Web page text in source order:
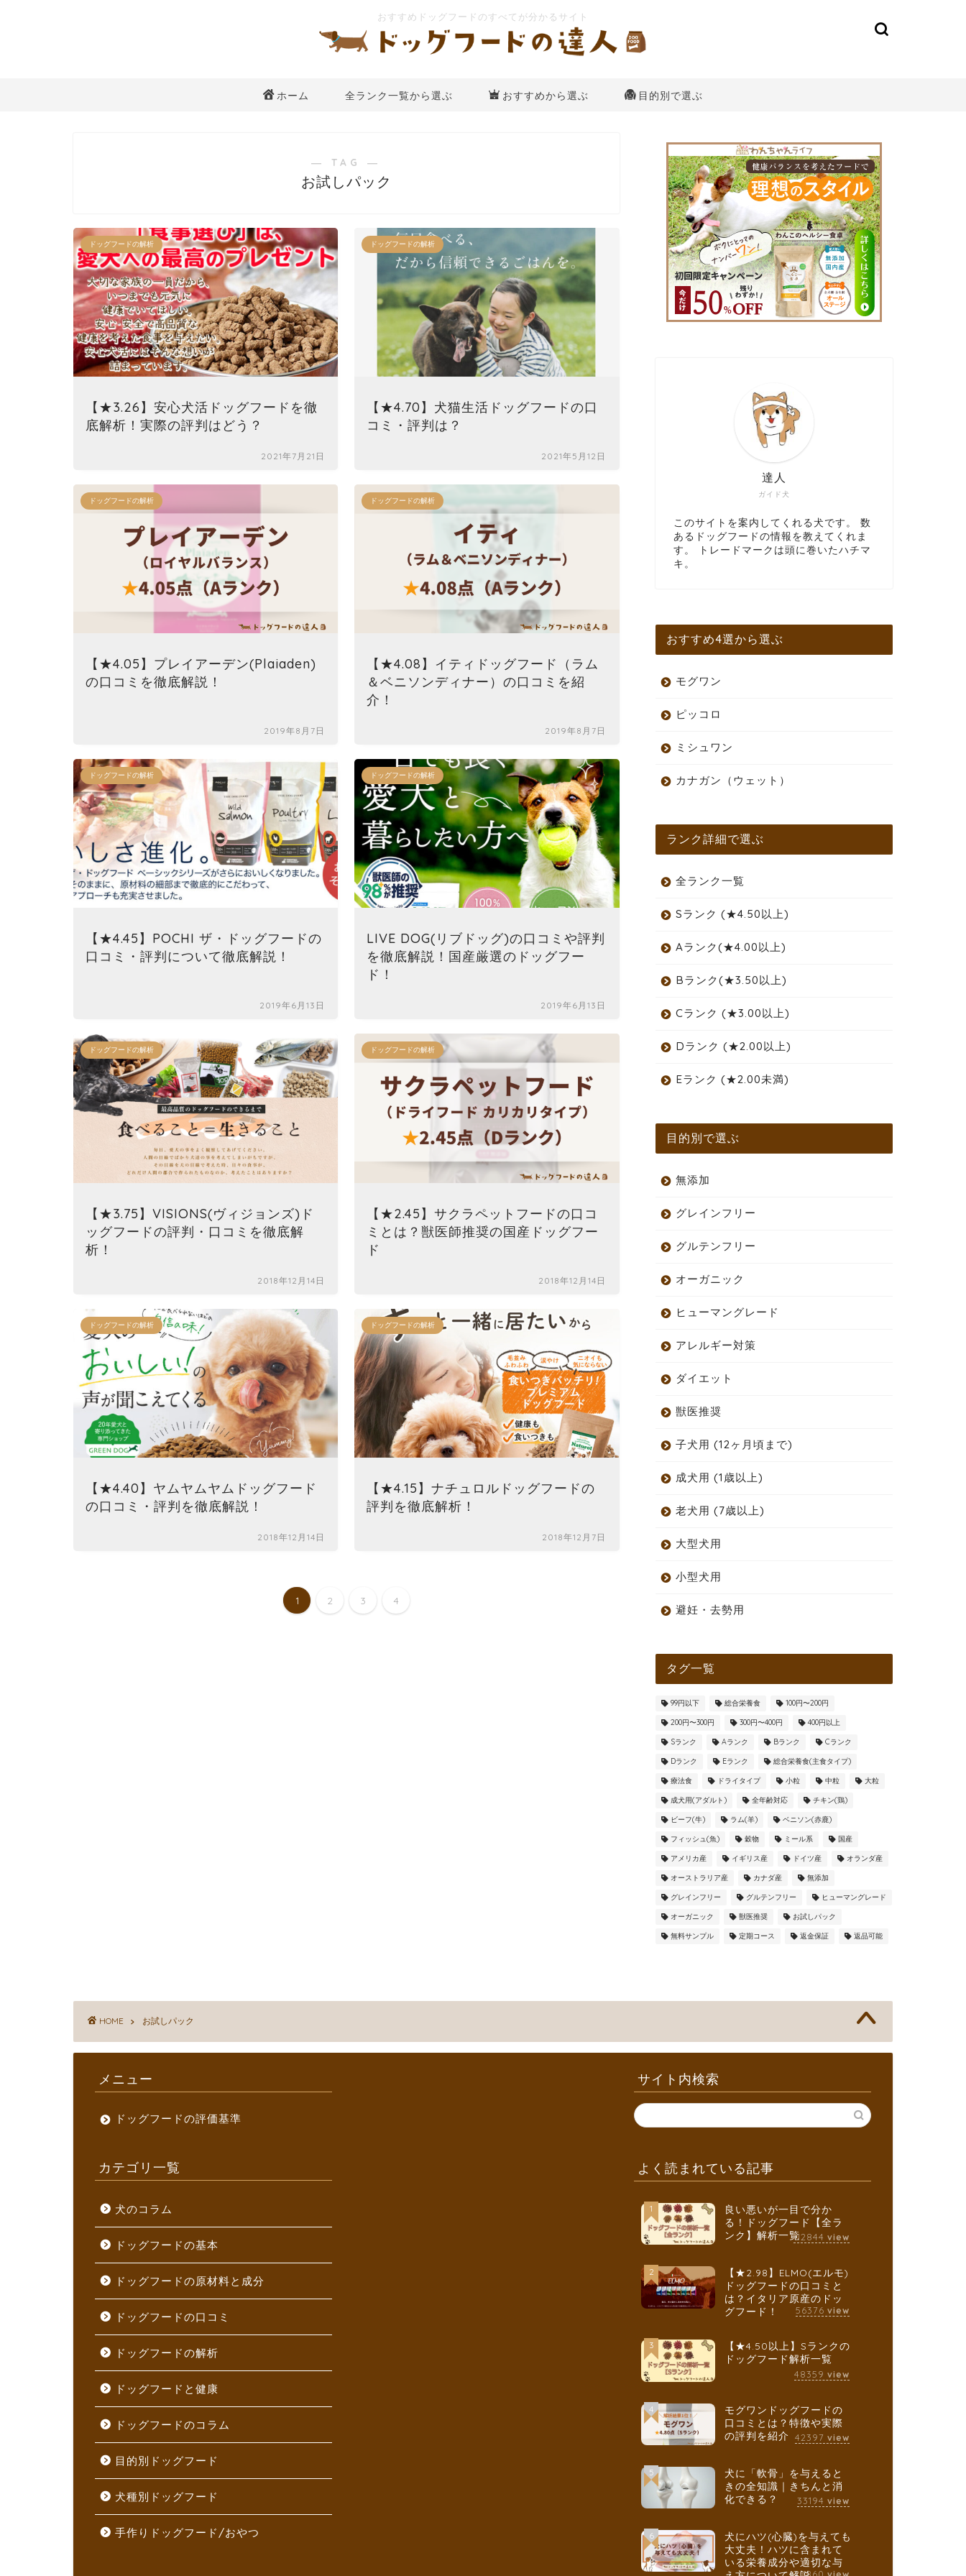
ホーム 全ランク一覧から選ぶ おすすめから選ぶ 目的別で選ぶ
― TAG ―
お試しパック
ドッグフードの解析
【★3.26】安心犬活ドッグフードを徹
底解析！実際の評判はどう？
2021年7月21日
ドッグフードの解析
【★4.70】犬猫生活ドッグフードの口
コミ・評判は？
2021年5月12日
ドッグフードの解析
【★4.05】プレイアーデン(Plaiaden)
の口コミを徹底解説！
2019年8月7日
ドッグフードの解析
【★4.08】イティドッグフード（ラム
＆ベニソンディナー）の口コミを紹
介！
2019年8月7日
ドッグフードの解析
【★4.45】POCHI ザ・ドッグフードの
口コミ・評判について徹底解説！
2019年6月13日
ドッグフードの解析
LIVE DOG(リブドッグ)の口コミや評判
を徹底解説！国産厳選のドッグフー
ド！
2019年6月13日
ドッグフードの解析
【★3.75】VISIONS(ヴィジョンズ)ド
ッグフードの評判・口コミを徹底解
析！
2018年12月14日
ドッグフードの解析
【★2.45】サクラペットフードの口コ
ミとは？獣医師推奨の国産ドッグフー
ド
2018年12月14日
ドッグフードの解析
【★4.40】ヤムヤムヤムドッグフード
の口コミ・評判を徹底解説！
2018年12月14日
ドッグフードの解析
【★4.15】ナチュロルドッグフードの
評判を徹底解析！
2018年12月7日
1 2 3 4
ガイド犬
達人
このサイトを案内してくれる犬です。 数
あるドッグフードの情報を教えてくれま
す。 トレードマークは頭に巻いたハチマ
キ。
おすすめ4選から選ぶ
モグワン
ピッコロ
ミシュワン
カナガン（ウェット）
ランク詳細で選ぶ
全ランク一覧
Sランク (★4.50以上)
Aランク(★4.00以上)
Bランク(★3.50以上)
Cランク (★3.00以上)
Dランク (★2.00以上)
Eランク (★2.00未満)
目的別で選ぶ
無添加
グレインフリー
グルテンフリー
オーガニック
ヒューマングレード
アレルギー対策
ダイエット
獣医推奨
子犬用 (12ヶ月頃まで)
成犬用 (1歳以上)
老犬用 (7歳以上)
大型犬用
小型犬用
避妊・去勢用
タグ一覧
99円以下 総合栄養食 100円〜200円
200円〜300円 300円〜400円 400円以上
Sランク Aランク Bランク Cランク
Dランク Eランク 総合栄養食(主食タイプ)
療法食 ドライタイプ 小粒 中粒 大粒
成犬用(アダルト) 全年齢対応 チキン(鶏)
ビーフ(牛) ラム(羊) ベニソン(赤鹿)
フィッシュ(魚) 穀物 ミール系 国産
アメリカ産 イギリス産 ドイツ産 オランダ産
オーストラリア産 カナダ産 無添加
グレインフリー グルテンフリー ヒューマングレード
オーガニック 獣医推奨 お試しパック
無料サンプル 定期コース 返金保証 返品可能
HOME お試しパック
メニュー
ドッグフードの評価基準
カテゴリ一覧
犬のコラム
ドッグフードの基本
ドッグフードの原材料と成分
ドッグフードの口コミ
ドッグフードの解析
ドッグフードと健康
ドッグフードのコラム
目的別ドッグフード
犬種別ドッグフード
手作りドッグフード/おやつ
サイト内検索
よく読まれている記事
1
良い悪いが一目で分か
る！ドッグフード【全ラ
ンク】解析一覧112844 view
2
【★2.98】ELMO(エルモ)
ドッグフードの口コミと
は？イタリア原産のドッ
グフード！
56376 view
3
【★4.50以上】Sランクの
ドッグフード解析一覧
48359 view
4
モグワンドッグフードの
口コミとは？特徴や実際
の評判を紹介 42397 view
5
犬に「軟骨」を与えると
きの全知識｜きちんと消
化できる？
33194 view
6
犬にハツ(心臓)を与えても
大丈夫！ハツに含まれて
いる栄養成分や適切な与
30860